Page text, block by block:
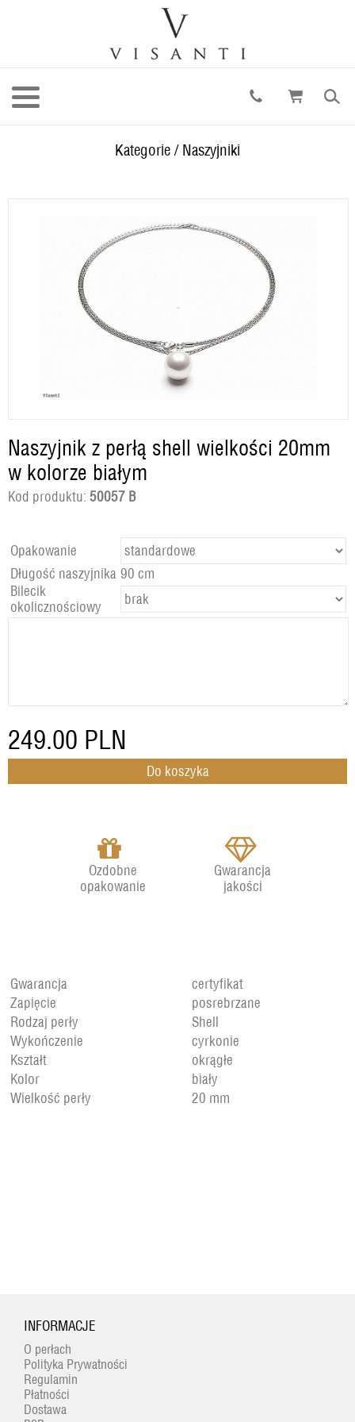
Kategorie / Naszyjniki
Naszyjnik z perłą shell wielkości 20mm
w kolorze białym
Kod produktu: 50057 B
Opakowanie
Długość naszyjnika 90 cm
Bilecik
okolicznościowy
249.00 PLN
Ozdobne
opakowanie
Gwarancja
jakości
Gwarancja
certyfikat
Zapięcie
posrebrzane
Rodzaj perły
Shell
Wykończenie
cyrkonie
Kształt
okrągłe
Kolor
biały
Wielkość perły
20 mm
INFORMACJE
O perłach
Polityka Prywatności
Regulamin
Płatności
Dostawa